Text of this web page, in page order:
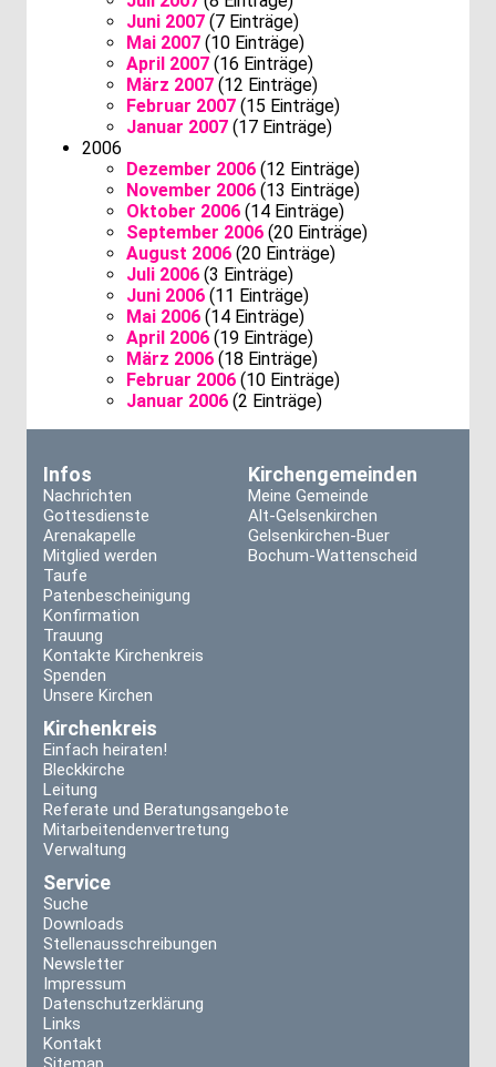
Juni 2007 (7 Einträge)
Mai 2007 (10 Einträge)
April 2007 (16 Einträge)
März 2007 (12 Einträge)
Februar 2007 (15 Einträge)
Januar 2007 (17 Einträge)
2006
Dezember 2006 (12 Einträge)
November 2006 (13 Einträge)
Oktober 2006 (14 Einträge)
September 2006 (20 Einträge)
August 2006 (20 Einträge)
Juli 2006 (3 Einträge)
Juni 2006 (11 Einträge)
Mai 2006 (14 Einträge)
April 2006 (19 Einträge)
März 2006 (18 Einträge)
Februar 2006 (10 Einträge)
Januar 2006 (2 Einträge)
Infos
Nachrichten
Gottesdienste
Arenakapelle
Mitglied werden
Taufe
Patenbescheinigung
Konfirmation
Trauung
Kontakte Kirchenkreis
Spenden
Unsere Kirchen
Kirchengemeinden
Meine Gemeinde
Alt-Gelsenkirchen
Gelsenkirchen-Buer
Bochum-Wattenscheid
Kirchenkreis
Einfach heiraten!
Bleckkirche
Leitung
Referate und Beratungsangebote
Mitarbeitendenvertretung
Verwaltung
Service
Suche
Downloads
Stellenausschreibungen
Newsletter
Impressum
Datenschutzerklärung
Links
Kontakt